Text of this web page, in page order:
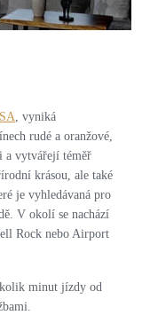
, vyniká
rudé a oranžové,
a vytvářejí téměř
krásou, ale také
je vyhledávaná pro
V okolí se nachází
Rock nebo Airport
minut jízdy od